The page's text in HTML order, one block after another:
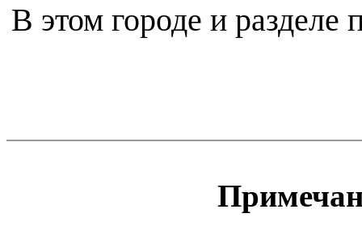
В этом городе и разделе